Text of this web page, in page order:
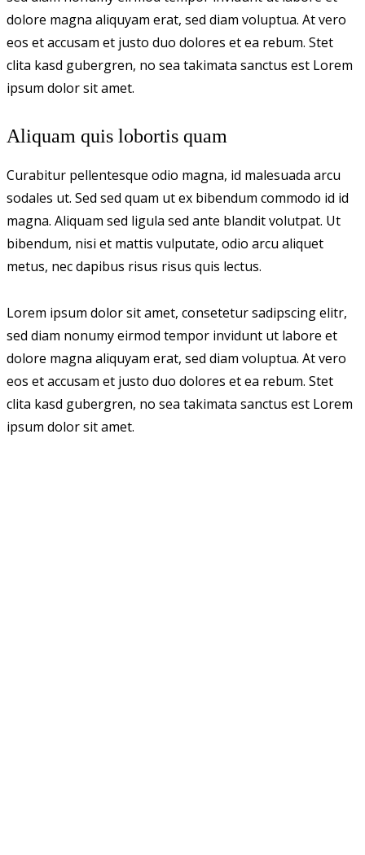
dolore magna aliquyam erat, sed diam voluptua. At vero
eos et accusam et justo duo dolores et ea rebum. Stet
clita kasd gubergren, no sea takimata sanctus est Lorem
ipsum dolor sit amet.
Aliquam quis lobortis quam
Curabitur pellentesque odio magna, id malesuada arcu
sodales ut. Sed sed quam ut ex bibendum commodo id id
magna. Aliquam sed ligula sed ante blandit volutpat. Ut
bibendum, nisi et mattis vulputate, odio arcu aliquet
metus, nec dapibus risus risus quis lectus.
Lorem ipsum dolor sit amet, consetetur sadipscing elitr,
sed diam nonumy eirmod tempor invidunt ut labore et
dolore magna aliquyam erat, sed diam voluptua. At vero
eos et accusam et justo duo dolores et ea rebum. Stet
clita kasd gubergren, no sea takimata sanctus est Lorem
ipsum dolor sit amet.